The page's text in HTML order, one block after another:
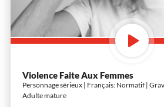
Violence Faite Aux Femmes
Personnage sérieux | Français: Normatif |
Adulte mature